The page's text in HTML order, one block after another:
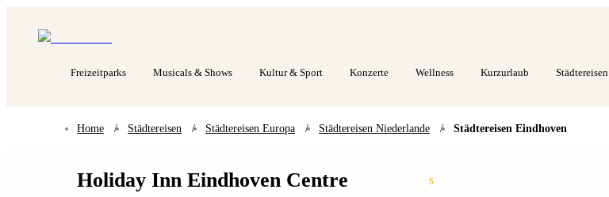
Freizeitparks Musicals & Shows Kultur & Sport Konzerte Wellness Kurzurlaub Städtereisen
Home / Städtereisen / Städtereisen Europa / Städtereisen Niederlande / Städtereisen Eindhoven
Holiday Inn Eindhoven Centre
s